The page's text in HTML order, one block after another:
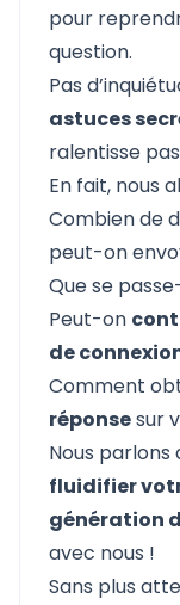
pour
question.
Pas
astuces
ralentisse
En fait, nous
Combien de
peut-on
Que se
Peut-on
de
Comment
réponsesur
Nous parlons
fluidifier
génération
avec nous !
Sans plus